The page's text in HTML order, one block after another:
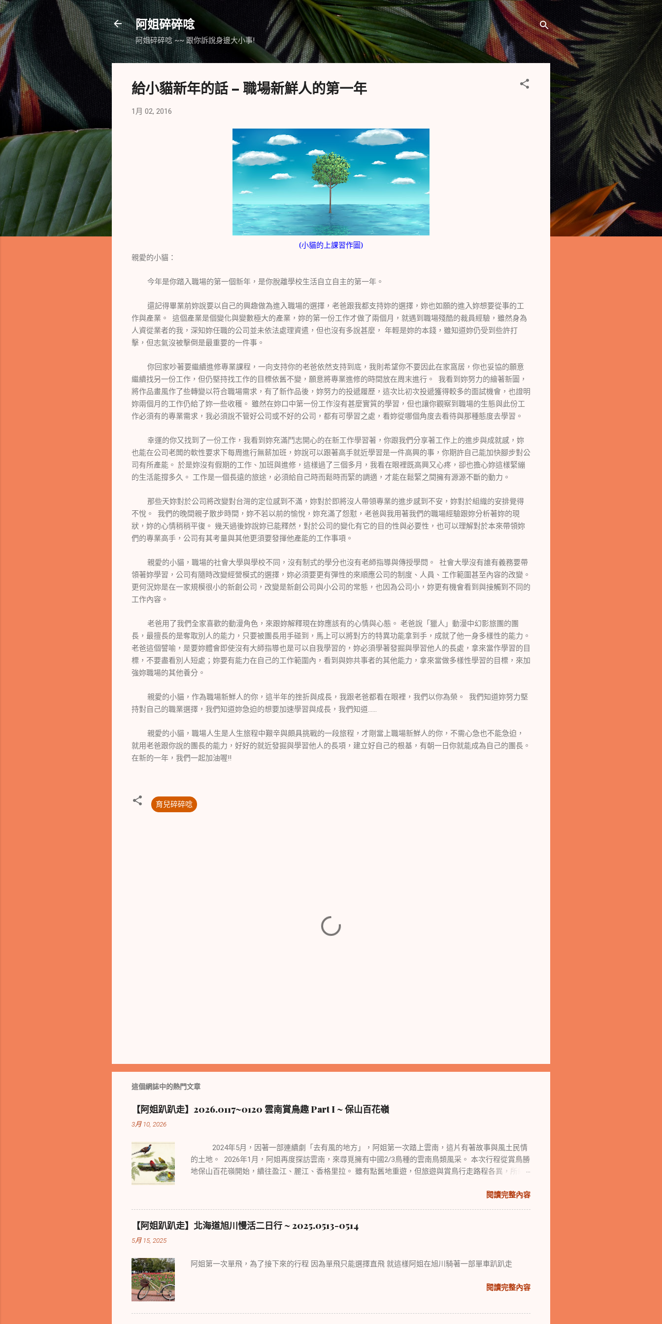
跳到主要內容
阿姐碎碎唸
阿姐碎碎唸 ~~ 跟你訴說身邊大小事!
給小貓新年的話 – 職場新鮮人的第一年
1月 02, 2016
(小貓的上課習作圖)
親愛的小貓：
今年是你踏入職場的第一個新年，是你脫離學校生活自立自主的第一年。
還記得畢業前妳說要以自己的興趣做為進入職場的選擇，老爸跟我都支持妳的選擇，妳也如願的進入妳想要從事的工
作與產業。
這個產業是個變化與變數極大的產業，妳的第一份工作才做了兩個月，就遇到職場殘酷的裁員經驗，雖然身為
人資從業者的我，深知妳任職的公司並未依法處理資遣，但也沒有多說甚麼， 年輕是妳的本錢，雖知道妳仍受到些許打
擊，但志氣沒被擊倒是最重要的一件事。
你回家吵著要繼續進修專業課程，一向支持你的老爸依然支持到底，我則希望你不要因此在家窩居，你也妥協的願意
繼續找另一份工作，但仍堅持找工作的目標依舊不變，願意將專業進修的時間放在周末進行。
我看到妳努力的繪著新圖，
將作品畫風作了些轉變以符合職場需求，有了新作品後，妳努力的投遞履歷，這次比初次投遞獲得較多的面試機會，也證明
妳兩個月的工作仍給了妳一些收穫。 雖然在妳口中第一份工作沒有甚麼實質的學習，但也讓你觀察到職場的生態與此份工
作必須有的專業需求，我必須說不管好公司或不好的公司，都有可學習之處，看妳從哪個角度去看待與那種態度去學習。
幸運的你又找到了一份工作，我看到妳充滿鬥志開心的在新工作學習著，你跟我們分享著工作上的進步與成就感，妳
也能在公司老闆的軟性要求下每周進行無薪加班，妳說可以跟著高手就近學習是一件高興的事，你期許自己能加快腳步對公
司有所產能。 於是妳沒有假期的工作、加班與進修，這樣過了三個多月，我看在眼裡既高興又心疼，卻也擔心妳這樣緊繃
的生活能撐多久。 工作是一個長遠的旅途，必須給自己時而鬆時而緊的調適，才能在鬆緊之間擁有源源不斷的動力。
那些天妳對於公司將改變對台灣的定位感到不滿，妳對於即將沒人帶領專業的進步感到不安，妳對於組織的安排覺得
不悅。
我們的晚間親子散步時間，妳不若以前的愉悅，妳充滿了怨懟，老爸與我用著我們的職場經驗跟妳分析著妳的現
狀，妳的心情稍稍平復。 幾天過後妳說妳已能釋然，對於公司的變化有它的目的性與必要性，也可以理解對於本來帶領妳
們的專業高手，公司有其考量與其他更須要發揮他產能的工作事項。
親愛的小貓，職場的社會大學與學校不同，沒有制式的學分也沒有老師指導與傳授學問。
社會大學沒有誰有義務要帶
領著妳學習，公司有隨時改變經營模式的選擇，妳必須要更有彈性的來順應公司的制度、人員、工作範圍甚至內容的改變。
更何況妳是在一家規模很小的新創公司，改變是新創公司與小公司的常態，也因為公司小，妳更有機會看到與接觸到不同的
工作內容。
老爸用了我們全家喜歡的動漫角色，來跟妳解釋現在妳應該有的心情與心態。 老爸說「獵人」動漫中幻影旅團的團
長，最擅長的是奪取別人的能力，只要被團長用手碰到，馬上可以將對方的特異功能拿到手，成就了他一身多樣性的能力。
老爸這個譬喻，是要妳體會即使沒有大師指導也是可以自我學習的，妳必須學著發掘與學習他人的長處，拿來當作學習的目
標，不要盡看別人短處；妳要有能力在自己的工作範圍內，看到與妳共事者的其他能力，拿來當做多樣性學習的目標，來加
強妳職場的其他養分。
親愛的小貓，作為職場新鮮人的你，這半年的挫折與成長，我跟老爸都看在眼裡，我們以你為榮。
我們知道妳努力堅
持對自己的職業選擇，我們知道妳急迫的想要加速學習與成長，我們知道
親愛的小貓，職場人生是人生旅程中艱辛與頗具挑戰的一段旅程，才剛當上職場新鮮人的你，不需心急也不能急迫，
就用老爸跟你說的團長的能力，好好的就近發掘與學習他人的長項，建立好自己的根基，有朝一日你就能成為自己的團長。
在新的一年，我們一起加油喔!!
育兒碎碎唸
這個網誌中的熱門文章
【阿姐趴趴走】2026.0117~0120 雲南賞鳥趣 Part I ~ 保山百花嶺
3月 10, 2026
2024年5月，因著一部連續劇「去有風的地方」，阿姐第一次踏上雲南，這片有著故事與風土民情
的土地。 2026年1月，阿姐再度探訪雲南，來尋覓擁有中國2/3鳥種的雲南鳥類風采。 本次行程從賞鳥勝
地保山百花嶺開始，續往盈江、麗江、香格里拉。 雖有點舊地重遊，但旅遊與賞鳥行走路程各異，所經
閱讀完整內容
【阿姐趴趴走】北海道旭川慢活二日行 ~ 2025.0513-0514
5月 15, 2025
阿姐第一次單飛，為了接下來的行程 因為單飛只能選擇直飛 就這樣阿姐在旭川騎著一部單車趴趴走
閱讀完整內容